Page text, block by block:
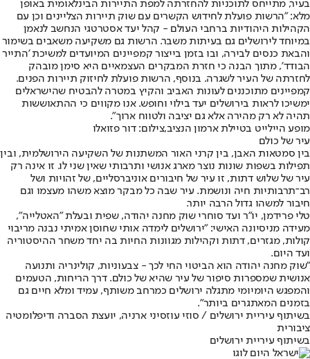
בעיר, מתייחס לתוכניות להחזרתה למפת התיירות הבינלאומית באופן
מלא: "הרשות פועלת לחידוש הקשרים עם שוק תיירות הצליינים וכן עם
הקהילות היהודיות ברחבי העולם - קהל יעד אסטרטגי הנחשב לנאמן
במיוחד לירושלים גם בעיתות משבר. הרשות גם משקיעה משאבים בשימור
והבאת כנסים לבירה, ובו בזמן בייצור קמפיינים המיועדים למשיכת 'התייר
הבודד', מתוך הבנה כי חזרת המבקרים העצמאיים היא סימן מובהק
לחזרתה של העיר לשגרה. בנוסף, הרשות פועלת לחיזוק תיירות הפנים.
קמפיינים מתוכננים לעונות האביב והקיץ במטרה להבטיח שהישראלים
ימשיכו לראות בירושלים יעד בילוי וחופש. אנו מקווים כי ההתאוששות
תהיה לא רק מהירה אלא גם יציבה ולטווח ארוך".
מופע היילייט בטיילת ארמון הנציב,צילום: דור פזואלו
עיר של כולם
בין סמטאות האבן, בין קרני האור המשתנות של השקיעה הירושלמית, ובין
תפילות בשפות שונות נוצר מארג אנושי ותרבותי שאין שני לו. זו אינה רק
עיר של שלוש דתות, זו עיר של חיבורים אוניברסליים, של זהויות ושל
רב־תרבותיות חיה ונושמת. עיר שבה כל מבקר מוצא משהו מעצמו וגם
חיבור למשהו גדול הרבה יותר.
טלי פרידמן, יו"ר ועד סוחרי שוק מחנה יהודה, שפית ובעלת "האטלייה",
מעידה מניסיונה האישי: "ירושלים לימדה אותי שחוסן אמיתי נבנה מריבוי
קולות, מגזרים, דתות וקהילות מגוונות החיות בה יחד משחר ההיסטוריה
ועד היום.
"שוק מחנה יהודה הוא הביטוי החי לכך - צבעוניות, קולינריה ותנועה
אנושית שמספרות סיפור של עיר שהיא של כולם. דרך הריחות, הטעמים
והמפגש היומיומי מתגלה ירושלים כמרחב משותף, עמיד ומלא חיים גם
בזמנים המאתגרים ביותר".
בשיתוף עיריית ירושלים / סוזי עוזסיני ארניה, יועצת הסברה ודיפלומטיה
ציבורית
בשיתוף עיריית ירושלים